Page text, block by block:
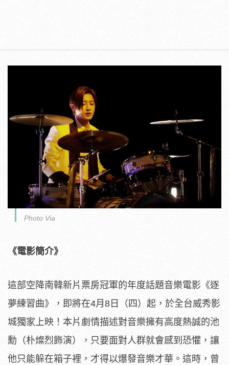
Photo Via
《電影簡介》
這部空降南韓新片票房冠軍的年度話題音樂電影《逐
夢練習曲》， 即將在4月8日（四）起，於全台威秀影
城獨家上映！ 本片劇情描述對音樂擁有高度熱誠的池
勳（朴燦烈飾演）， 只要面對人群就會感到恐懼，讓
他只能躲在箱子裡， 才得以爆發音樂才華。這時，曾